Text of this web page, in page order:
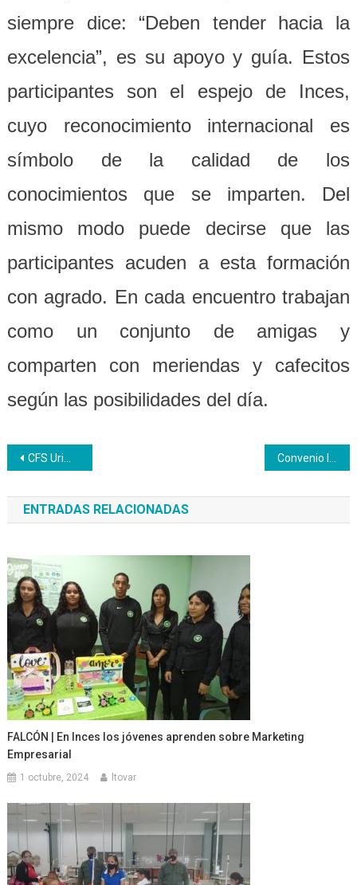
siempre dice: “Deben tender hacia la
excelencia”, es su apoyo y guía. Estos
participantes son el espejo de Inces,
cuyo reconocimiento internacional es
símbolo de la calidad de los
conocimientos que se imparten. Del
mismo modo puede decirse que las
participantes acuden a esta formación
con agrado. En cada encuentro trabajan
como un conjunto de amigas y
comparten con meriendas y cafecitos
según las posibilidades del día.
Navegación
de
entradas
CFS Urimare forma a las comunidades en oficios productivos
ENTRADAS RELACIONADAS
FALCÓN | En Inces los jóvenes aprenden sobre Marketing
Empresarial
1 octubre, 2024 ltovar